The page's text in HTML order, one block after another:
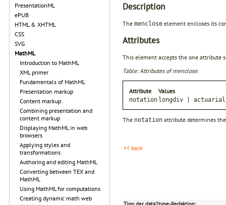
PresentationML
ePUB
HTML & XHTML
CSS
SVG
MathML
Introduction to MathML
XML primer
Fundamentals of MathML
Presentation markup
Content markup
Combining presentation and
content markup
Displaying MathML in web
browsers
Applying styles and
transformations
Authoring and editing MathML
Converting between TEX and
MathML
Using MathML for computations
Creating dynamic math web
Description
The menclose element encloses its
Attributes
This element accepts the one
Table: Attributes of menclose.
Attribute Values
notation longdiv |
The notation attribute determines
<< back